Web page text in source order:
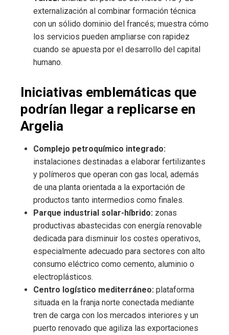
externalización al combinar formación técnica
con un sólido dominio del francés; muestra cómo
los servicios pueden ampliarse con rapidez
cuando se apuesta por el desarrollo del capital
humano.
Iniciativas emblemáticas que
podrían llegar a replicarse en
Argelia
Complejo petroquímico integrado:
instalaciones destinadas a elaborar fertilizantes
y polímeros que operan con gas local, además
de una planta orientada a la exportación de
productos tanto intermedios como finales.
Parque industrial solar-híbrido: zonas
productivas abastecidas con energía renovable
dedicada para disminuir los costes operativos,
especialmente adecuado para sectores con alto
consumo eléctrico como cemento, aluminio o
electroplásticos.
Centro logístico mediterráneo: plataforma
situada en la franja norte conectada mediante
tren de carga con los mercados interiores y un
puerto renovado que agiliza las exportaciones